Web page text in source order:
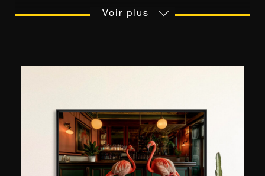
mystique des montagnes. Depuis ses premiers
sauvages d’Europe et d’Amérique.
C’est dans les Alpes, et plus particulièrement
dans le massif du Mont-Blanc, qu’elle a trouvé
son terrain d’expression privilégié. Seule,
Voir plus